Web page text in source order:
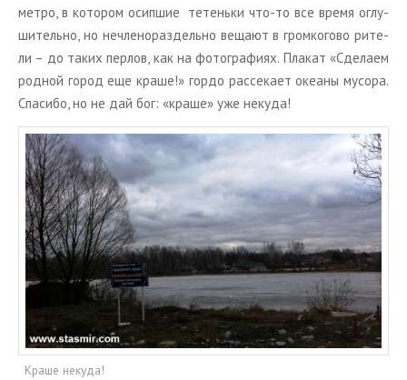
метро, в ко­то­ром осип­шие те­тень­ки что-то все время оглу­
ши­тель­но, но нечле­но­раз­дель­но ве­ща­ют в гром­ко­го­во ри­те­
ли – до таких пер­лов, как на фо­то­гра­фи­ях. Пла­кат «Сде­ла­ем
род­ной город еще краше!» гордо рас­се­ка­ет оке­а­ны му­со­ра.
Спа­си­бо, но не дай бог: «краше» уже неку­да!
Краше некуда!